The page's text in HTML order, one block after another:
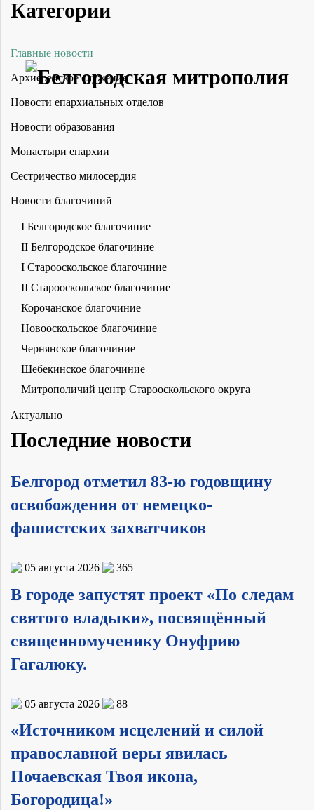
Категории
Главные новости
Архиерейское служение
Новости епархиальных отделов
Новости образования
Монастыри епархии
Сестричество милосердия
Новости благочиний
I Белгородское благочиние
II Белгородское благочиние
I Старооскольское благочиние
II Старооскольское благочиние
Корочанское благочиние
Новооскольское благочиние
Чернянское благочиние
Шебекинское благочиние
Митрополичий центр Старооскольского округа
Актуально
Последние новости
Белгород отметил 83-ю годовщину
освобождения от немецко-
фашистских захватчиков
05 августа 2026 365
В городе запустят проект «По следам
святого владыки», посвящённый
священномученику Онуфрию
Гагалюку.
05 августа 2026 88
«Источником исцелений и силой
православной веры явилась
Почаевская Твоя икона,
Богородица!»